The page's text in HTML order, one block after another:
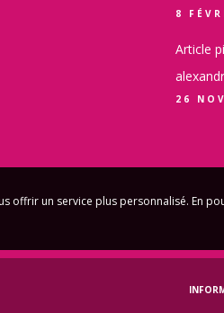
8
Article
26
offrir un service plus personnalisé. En